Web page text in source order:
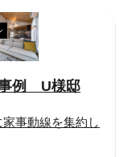
例 U様邸
家事動線を集約し